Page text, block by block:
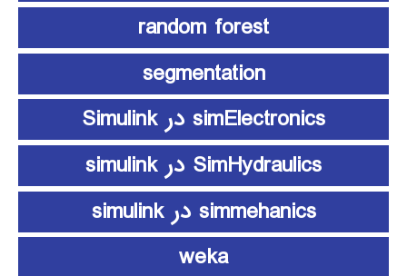
random forest
segmentation
simElectronics در Simulink
SimHydraulics در simulink
simmehanics در simulink
weka